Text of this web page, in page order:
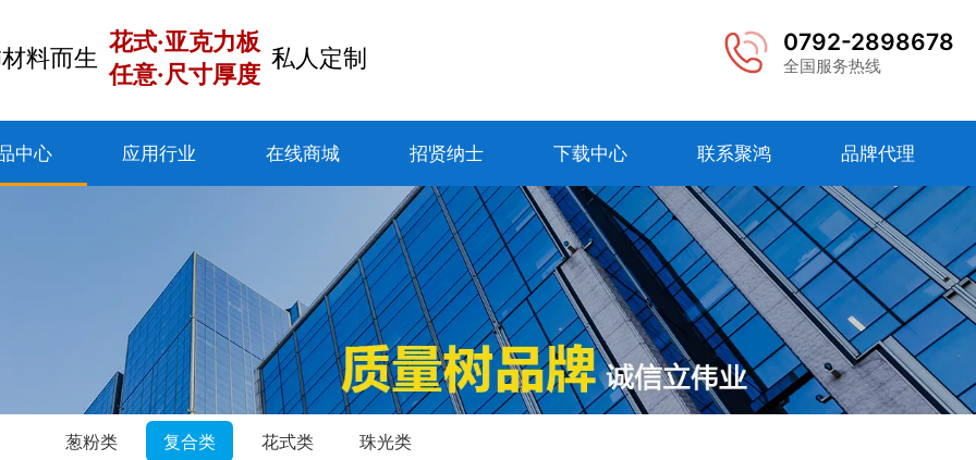
0792-2898678
全国服务热线
料而生
花式·亚克力板
任意·尺寸厚度
私人定制
中心 应用行业 在线商城 招贤纳士 下载中心 联系聚鸿 品牌代理
葱粉类 复合类 花式类 珠光类